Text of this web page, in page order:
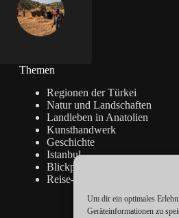
Um dir ein optimales
Geräteinformationen zu
Themen
Regionen der Türkei
Natur und Landschaften
Landleben in Anatolien
Kunsthandwerk
Geschichte
Istanbul
Blickpunkte
Reise-Info